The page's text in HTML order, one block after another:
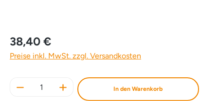
38,40 €
Preise inkl. MwSt. zzgl. Versandkosten
Produkt Anzahl: Gib den gewünschten
In den Warenkorb